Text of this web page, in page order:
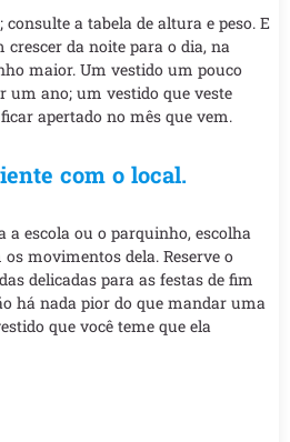
a tabela de altura e peso. E
crescer da noite para o dia, na
maior. Um vestido um pouco
um ano; um vestido que veste
apertado no mês que vem.
com o local.
a escola ou o parquinho, escolha
movimentos dela. Reserve o
delicadas para as festas de fim
há nada pior do que mandar uma
que você teme que ela